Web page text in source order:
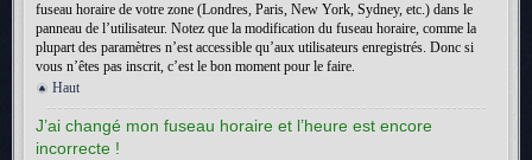
fuseau horaire de votre zone (Londres, Paris, New York, Sydney, etc.) dans le
panneau de l’utilisateur. Notez que la modification du fuseau horaire, comme la
plupart des paramètres n’est accessible qu’aux utilisateurs enregistrés. Donc si
vous n’êtes pas inscrit, c’est le bon moment pour le faire.
Haut
J’ai changé mon fuseau horaire et l’heure est encore
incorrecte !